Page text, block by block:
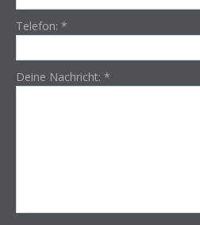
Telefon: *
Deine Nachricht: *